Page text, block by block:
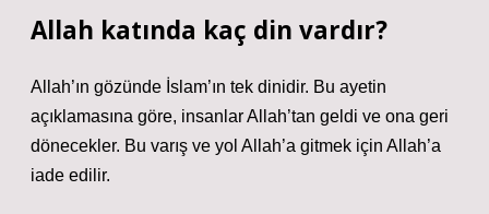
Allah katında kaç din vardır?
Allah’ın gözünde İslam’ın tek dinidir. Bu ayetin
açıklamasına göre, insanlar Allah’tan geldi ve ona geri
dönecekler. Bu varış ve yol Allah’a gitmek için Allah’a
iade edilir.